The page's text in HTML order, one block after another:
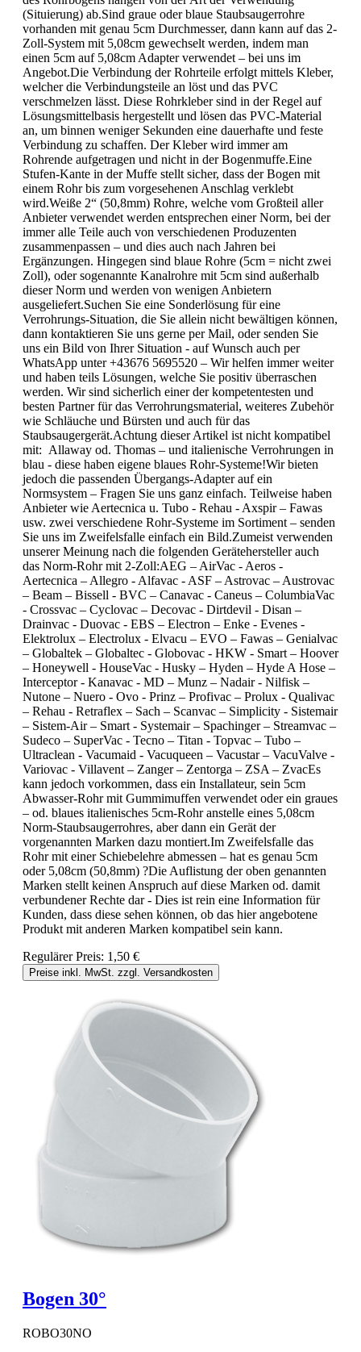
(Situierung) ab.Sind graue oder blaue Staubsaugerrohre
vorhanden mit genau 5cm Durchmesser, dann kann auf das 2-
Zoll-System mit 5,08cm gewechselt werden, indem man
einen 5cm auf 5,08cm Adapter verwendet – bei uns im
Angebot.Die Verbindung der Rohrteile erfolgt mittels Kleber,
welcher die Verbindungsteile an löst und das PVC
verschmelzen lässt. Diese Rohrkleber sind in der Regel auf
Lösungsmittelbasis hergestellt und lösen das PVC-Material
an, um binnen weniger Sekunden eine dauerhafte und feste
Verbindung zu schaffen. Der Kleber wird immer am
Rohrende aufgetragen und nicht in der Bogenmuffe.Eine
Stufen-Kante in der Muffe stellt sicher, dass der Bogen mit
einem Rohr bis zum vorgesehenen Anschlag verklebt
wird.Weiße 2“ (50,8mm) Rohre, welche vom Großteil aller
Anbieter verwendet werden entsprechen einer Norm, bei der
immer alle Teile auch von verschiedenen Produzenten
zusammenpassen – und dies auch nach Jahren bei
Ergänzungen. Hingegen sind blaue Rohre (5cm = nicht zwei
Zoll), oder sogenannte Kanalrohre mit 5cm sind außerhalb
dieser Norm und werden von wenigen Anbietern
ausgeliefert.Suchen Sie eine Sonderlösung für eine
Verrohrungs-Situation, die Sie allein nicht bewältigen können,
dann kontaktieren Sie uns gerne per Mail, oder senden Sie
uns ein Bild von Ihrer Situation - auf Wunsch auch per
WhatsApp unter +43676 5695520 – Wir helfen immer weiter
und haben teils Lösungen, welche Sie positiv überraschen
werden. Wir sind sicherlich einer der kompetentesten und
besten Partner für das Verrohrungsmaterial, weiteres Zubehör
wie Schläuche und Bürsten und auch für das
Staubsaugergerät.Achtung dieser Artikel ist nicht kompatibel
mit: Allaway od. Thomas – und italienische Verrohrungen in
blau - diese haben eigene blaues Rohr-Systeme!Wir bieten
jedoch die passenden Übergangs-Adapter auf ein
Normsystem – Fragen Sie uns ganz einfach. Teilweise haben
Anbieter wie Aertecnica u. Tubo - Rehau - Axspir – Fawas
usw. zwei verschiedene Rohr-Systeme im Sortiment – senden
Sie uns im Zweifelsfalle einfach ein Bild.Zumeist verwenden
unserer Meinung nach die folgenden Gerätehersteller auch
das Norm-Rohr mit 2-Zoll:AEG – AirVac - Aeros -
Aertecnica – Allegro - Alfavac - ASF – Astrovac – Austrovac
– Beam – Bissell - BVC – Canavac - Caneus – ColumbiaVac
- Crossvac – Cyclovac – Decovac - Dirtdevil - Disan –
Drainvac - Duovac - EBS – Electron – Enke - Evenes -
Elektrolux – Electrolux - Elvacu – EVO – Fawas – Genialvac
– Globaltek – Globaltec - Globovac - HKW - Smart – Hoover
– Honeywell - HouseVac - Husky – Hyden – Hyde A Hose –
Interceptor - Kanavac - MD – Munz – Nadair - Nilfisk –
Nutone – Nuero - Ovo - Prinz – Profivac – Prolux - Qualivac
– Rehau - Retraflex – Sach – Scanvac – Simplicity - Sistemair
– Sistem-Air – Smart - Systemair – Spachinger – Streamvac –
Sudeco – SuperVac - Tecno – Titan - Topvac – Tubo –
Ultraclean - Vacumaid - Vacuqueen – Vacustar – VacuValve -
Variovac - Villavent – Zanger – Zentorga – ZSA – ZvacEs
kann jedoch vorkommen, dass ein Installateur, sein 5cm
Abwasser-Rohr mit Gummimuffen verwendet oder ein graues
– od. blaues italienisches 5cm-Rohr anstelle eines 5,08cm
Norm-Staubsaugerrohres, aber dann ein Gerät der
vorgenannten Marken dazu montiert.Im Zweifelsfalle das
Rohr mit einer Schiebelehre abmessen – hat es genau 5cm
oder 5,08cm (50,8mm) ?Die Auflistung der oben genannten
Marken stellt keinen Anspruch auf diese Marken od. damit
verbundener Rechte dar - Dies ist rein eine Information für
Kunden, dass diese sehen können, ob das hier angebotene
Produkt mit anderen Marken kompatibel sein kann.
Regulärer Preis: 1,50 €
Preise inkl. MwSt. zzgl. Versandkosten
Bogen 30°
ROBO30NO